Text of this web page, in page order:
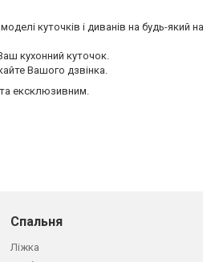
куточків і диванів на будь-який
кухонний куточок.
Вашого дзвінка.
ексклюзивним.
Спальня
Ліжка